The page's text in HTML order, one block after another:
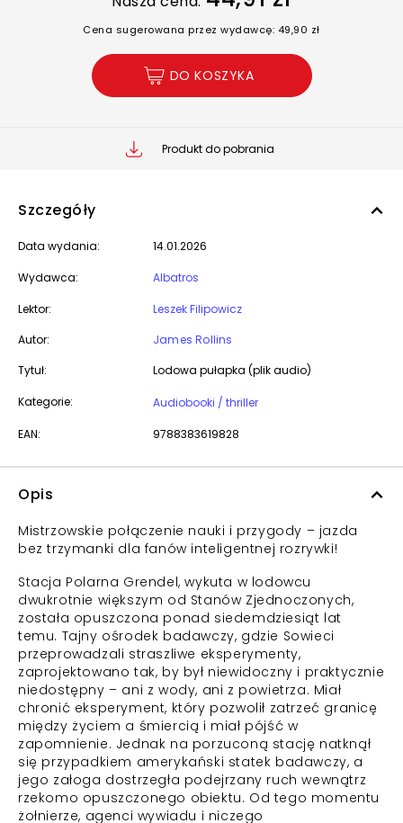
Cena sugerowana przez wydawcę: 49,90 zł
DO KOSZYKA
Produkt do pobrania
Szczegóły
Data wydania: 14.01.2026
Wydawca: Albatros
Lektor:
Leszek Filipowicz
Autor:
James Rollins
Tytuł:
Lodowa pułapka (plik audio)
Kategorie: Audiobooki / thriller
EAN: 9788383619828
Opis
Mistrzowskie połączenie nauki i przygody – jazda
bez trzymanki dla fanów inteligentnej rozrywki!
Stacja Polarna Grendel, wykuta w lodowcu
dwukrotnie większym od Stanów Zjednoczonych,
została opuszczona ponad siedemdziesiąt lat
temu. Tajny ośrodek badawczy, gdzie Sowieci
przeprowadzali straszliwe eksperymenty,
zaprojektowano tak, by był niewidoczny i praktycznie
niedostępny – ani z wody, ani z powietrza. Miał
chronić eksperyment, który pozwolił zatrzeć granicę
między życiem a śmiercią i miał pójść w
zapomnienie. Jednak na porzuconą stację natknął
się przypadkiem amerykański statek badawczy, a
jego załoga dostrzegła podejrzany ruch wewnątrz
rzekomo opuszczonego obiektu. Od tego momentu
żołnierze, agenci wywiadu i niczego